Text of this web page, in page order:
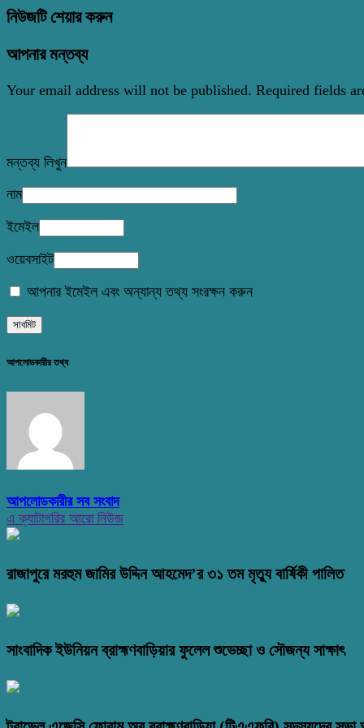
নিউজটি শেয়ার করুন
আপনার মন্তব্য
Your email address will not be published. Required fields
মন্তব্য লিখুন
নাম
ইমেইল
ওয়েবসাইট
আপনার ইমেইল এবং অন্যান্য তথ্য সংরক্ষন করুন
আপলোডকারীর তথ্য
আপলোডকারীর সব সংবাদ
এ ক্যাটাগরির আরো নিউজ
রাজাপুরে মরহুম জামির উদ্দিন আহমেদ’র ৩১ তম মৃত্যু বার্ষিকী পালিত
সাংবাদিক ইউনিয়ন ব্রাহ্মণবাড়িয়ার ফুলেল শুভেচ্ছা ও সৌজন্য সাক্ষাৎ